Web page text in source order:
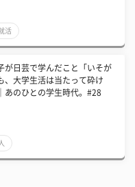
活
が日芸で学んだこと「いそが
、大学生活は当たって砕け
あのひとの学生時代。#28